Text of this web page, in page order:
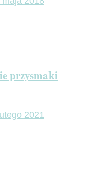
przysmaki
2021